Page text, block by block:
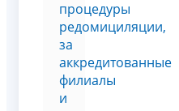
процедуры
редомициляции,
за
аккредитованные
филиалы
и